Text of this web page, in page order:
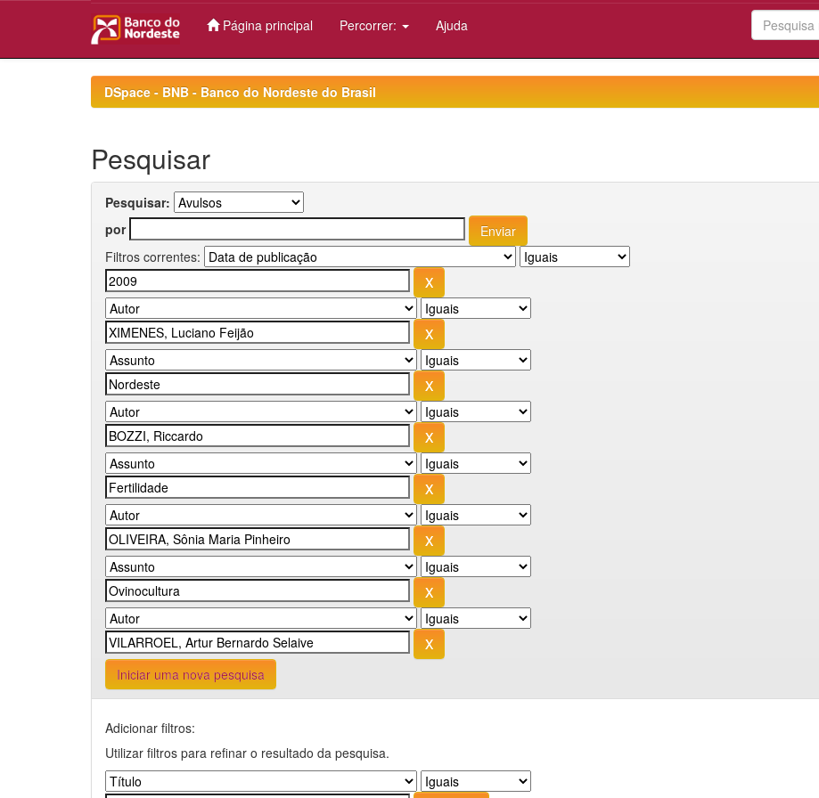
Página principal Percorrer: Ajuda
DSpace - BNB - Banco do Nordeste do Brasil
Pesquisar
Pesquisar:
por
Filtros correntes:
Iniciar uma nova pesquisa
Adicionar filtros:
Utilizar filtros para refinar o resultado da pesquisa.